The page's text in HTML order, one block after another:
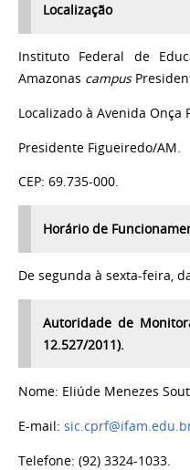
Localização
Instituto Federal de
Amazonas campus
Localizado à Avenida Onça
Presidente Figueiredo/AM.
CEP: 69.735-000.
Horário de
De segunda à sexta-feira,
Autoridade de
12.527/2011).
Nome: Eliúde Menezes
E-mail:
Telefone: (92) 3324-1033.